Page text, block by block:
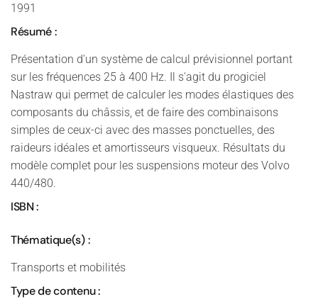
1991
Résumé :
Présentation d'un système de calcul prévisionnel portant
sur les fréquences 25 à 400 Hz. Il s'agit du progiciel
Nastraw qui permet de calculer les modes élastiques des
composants du châssis, et de faire des combinaisons
simples de ceux-ci avec des masses ponctuelles, des
raideurs idéales et amortisseurs visqueux. Résultats du
modèle complet pour les suspensions moteur des Volvo
440/480.
ISBN :
Thématique(s) :
Transports et mobilités
Type de contenu :